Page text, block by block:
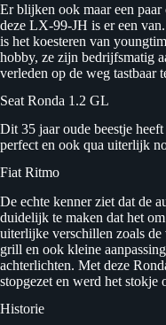
Er blijken ook maar een paar
deze LX-99-JH is er een
is het koesteren van
hobby, ze zijn bedrijfsmatig
verleden op de weg tastbaar
Seat Ronda 1.2 GL
Dit 35 jaar oude beestje
perfect en ook qua uiterlijk
Fiat Ritmo
De echte kenner ziet dat de
duidelijk te maken dat het
uiterlijke verschillen zoals de
grill en ook kleine
achterlichten. Met deze
stopgezet en werd het stokje
Historie